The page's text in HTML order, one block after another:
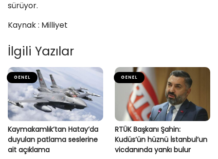
sürüyor.
Kaynak : Milliyet
İlgili Yazılar
GENEL
Kaymakamlık’tan Hatay’da
duyulan patlama seslerine
ait açıklama
GENEL
RTÜK Başkanı Şahin:
Kudüs’ün hüznü İstanbul’un
vicdanında yankı bulur